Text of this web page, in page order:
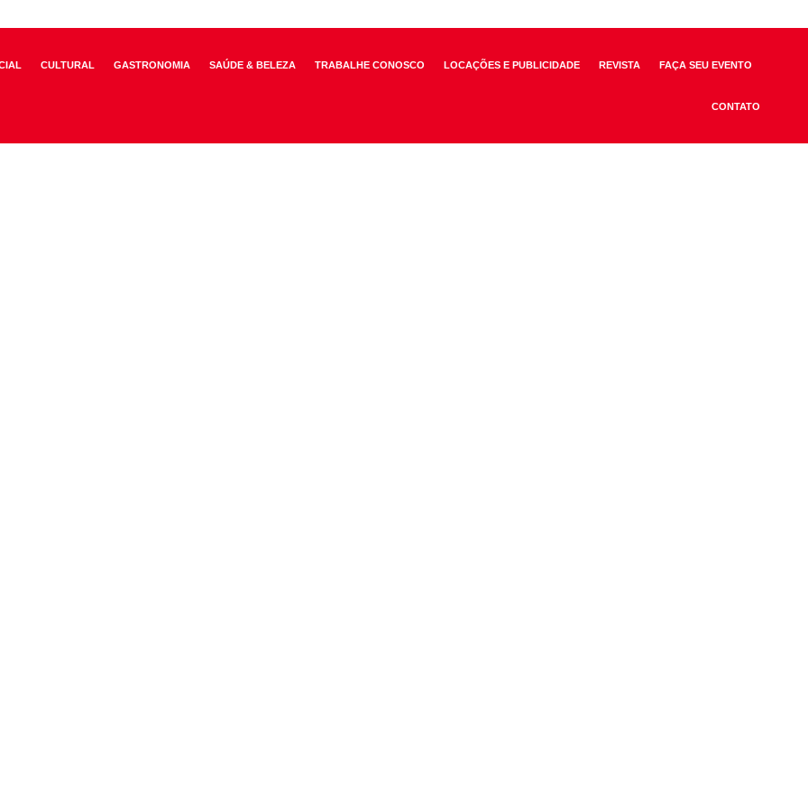
CULTURAL GASTRONOMIA SAÚDE & BELEZA TRABALHE CONOSCO LOCAÇÕES E PUBLICIDADE REVISTA FAÇA SEU EVENTO
CONTATO